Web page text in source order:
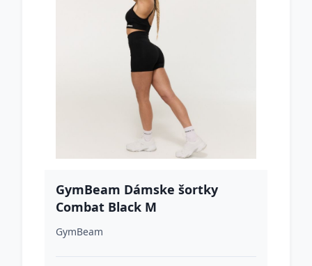
GymBeam Dámske šortky
Combat Black M
GymBeam